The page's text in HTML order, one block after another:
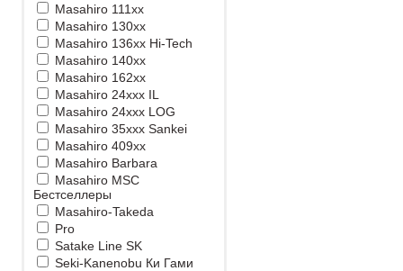
Masahiro 111xx
Masahiro 130xx
Masahiro 136xx Hi-Tech
Masahiro 140xx
Masahiro 162xx
Masahiro 24xxx IL
Masahiro 24xxx LOG
Masahiro 35xxx Sankei
Masahiro 409xx
Masahiro Barbara
Masahiro MSС
Бестселлеры
Masahiro-Takeda
Pro
Satake Line SK
Seki-Kanenobu Ки Гами